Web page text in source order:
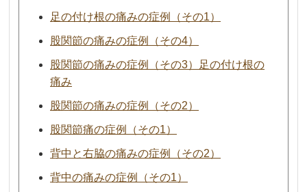
足の付け根の痛みの症例（その1）
股関節の痛みの症例（その4）
股関節の痛みの症例（その3）足の付け根の
痛み
股関節の痛みの症例（その2）
股関節痛の症例（その1）
背中と右脇の痛みの症例（その2）
背中の痛みの症例（その1）